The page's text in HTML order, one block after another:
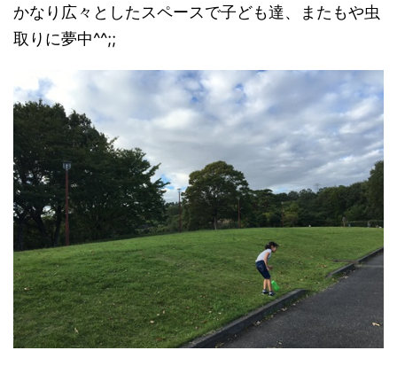
かなり広々としたスペースで子ども達、またもや虫
取りに夢中^^;;